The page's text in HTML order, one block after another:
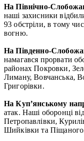
На Північно-
наші захисники
93 обстріли, в тому
вогню.
На Південно-
намагався прорвати
районах Покровки,
Лиману, Вовчанська,
Григорівки.
На Куп’янському
атак. Наші оборонці
Петропавлівки,
Шийківки та